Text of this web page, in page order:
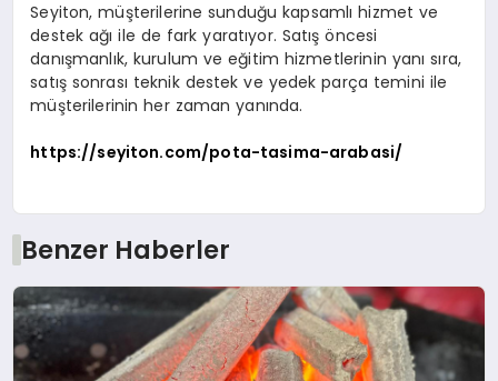
Seyiton, müşterilerine sunduğu kapsamlı hizmet ve
destek ağı ile de fark yaratıyor. Satış öncesi
danışmanlık, kurulum ve eğitim hizmetlerinin yanı sıra,
satış sonrası teknik destek ve yedek parça temini ile
müşterilerinin her zaman yanında.
https://seyiton.com/pota-tasima-arabasi/
Benzer Haberler